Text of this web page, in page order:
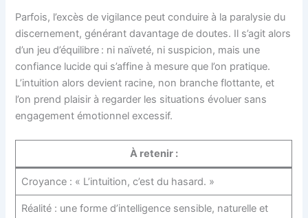
Parfois, l’excès de vigilance peut conduire à la paralysie du
discernement, générant davantage de doutes. Il s’agit alors
d’un jeu d’équilibre : ni naïveté, ni suspicion, mais une
confiance lucide qui s’affine à mesure que l’on pratique.
L’intuition alors devient racine, non branche flottante, et
l’on prend plaisir à regarder les situations évoluer sans
engagement émotionnel excessif.
À retenir :
Croyance : « L’intuition, c’est du hasard. »
Réalité : une forme d’intelligence sensible, naturelle et